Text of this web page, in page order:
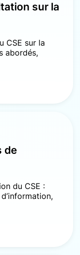
sur la
CSE sur la
abordés,
de
du CSE :